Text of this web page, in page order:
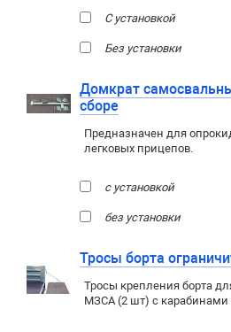
С установкой
Без установки
Домкрат
сборе
Предназначен для
легковых прицепов.
с установкой
без установки
Тросы борта
Тросы крепления борта
МЗСА (2 шт) с